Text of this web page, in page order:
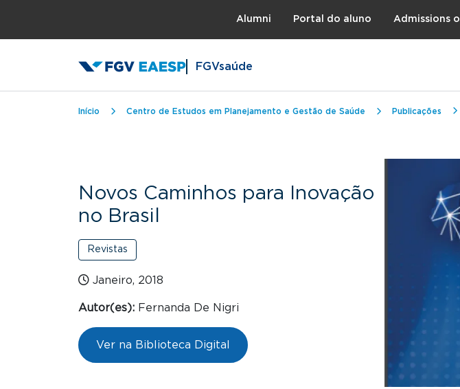
Alumni Portal do aluno Admissions
FGVsaúde
Trilha de navegação
Início Centro de Estudos em Planejamento e Gestão de Saúde Publicações
Novos Caminhos para Inovação
no Brasil
Revistas
Janeiro, 2018
Autor(es): Fernanda De Nigri
Ver na Biblioteca Digital